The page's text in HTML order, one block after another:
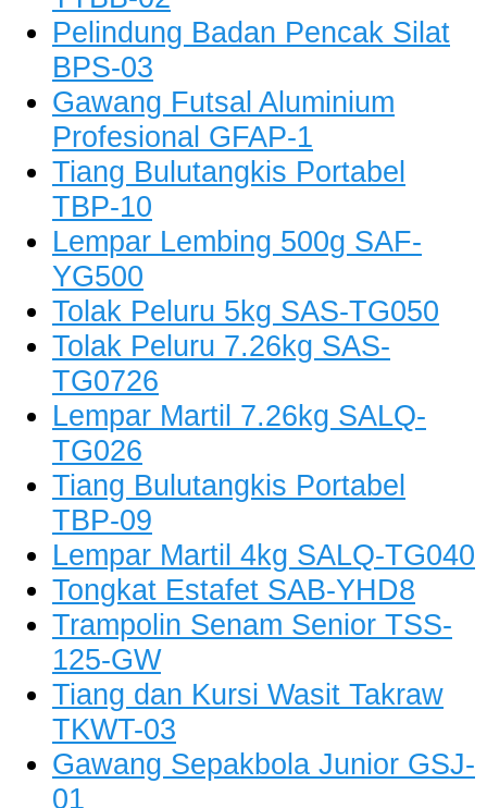
Pelindung Badan Pencak Silat
BPS-03
Gawang Futsal Aluminium
Profesional GFAP-1
Tiang Bulutangkis Portabel
TBP-10
Lempar Lembing 500g SAF-
YG500
Tolak Peluru 5kg SAS-TG050
Tolak Peluru 7.26kg SAS-
TG0726
Lempar Martil 7.26kg SALQ-
TG026
Tiang Bulutangkis Portabel
TBP-09
Lempar Martil 4kg SALQ-TG040
Tongkat Estafet SAB-YHD8
Trampolin Senam Senior TSS-
125-GW
Tiang dan Kursi Wasit Takraw
TKWT-03
Gawang Sepakbola Junior GSJ-
01